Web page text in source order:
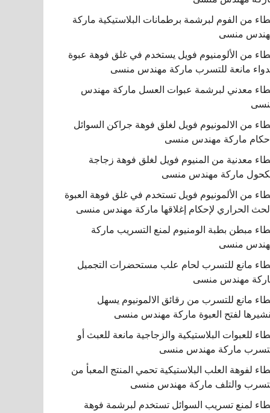
من الفوم لبرشمة برطمانات البلاستيكية ماركة
منسى
من الألومنيوم فويل يستخدم في غلق فوهة عبوة
مانعة للتسرب ماركة مهندس منسى
معدني لبرشمة عبوات العسل ماركة مهندس
من الالمونيوم فويل لغلق فوهة جراكن السوائل
ماركة مهندس منسى
معدنية من المنيوم فويل لغلق فوهة زجاجة
ماركة مهندس منسى
من الألمونيوم فويل تستخدم في غلق فوهة العبوة
الحراري لإحكام إغلاقها ماركة مهندس منسى
مبطن بطبة الومنيوم لمنع التسريب ماركة
منسى
مانع للتسرب لحام علب مستحضرات التجميل
مهندس منسى
مانع للتسرب من رقائق الالمونيوم يسهل
لفتح العبوة ماركة مهندس منسى
للعبوات البلاستيكية والزجاجية مانعة للعبث أو
ماركة مهندس منسى
لفوهة العلب البلاستيكية تحمي المنتج المعبأ من
والتلف ماركة مهندس منسى
لمنع تسريب السوائل تستخدم لبرشمة فوهة